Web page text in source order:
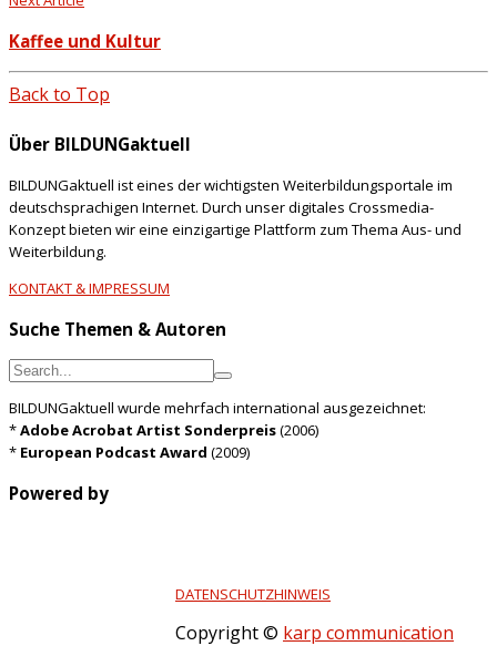
Kaffee und Kultur
Back to Top
Über BILDUNGaktuell
BILDUNGaktuell ist eines der wichtigsten Weiterbildungsportale im
deutschsprachigen Internet. Durch unser digitales Crossmedia-
Konzept bieten wir eine einzigartige Plattform zum Thema Aus- und
Weiterbildung.
KONTAKT & IMPRESSUM
Suche Themen & Autoren
BILDUNGaktuell wurde mehrfach international ausgezeichnet:
*Adobe Acrobat Artist Sonderpreis(2006)
* European Podcast Award (2009)
Powered by
DATENSCHUTZHINWEIS
Copyright © karp communication